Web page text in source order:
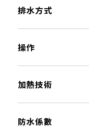
排水方式
操作
加熱技術
防水係數